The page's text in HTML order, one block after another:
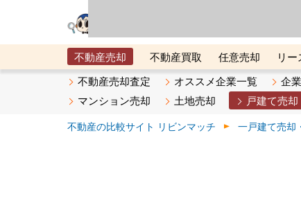
不動産売却 不動産買取 任意売却 リ
メタ住宅展示場
ベスト不動産カンパニー オ
不動産売却査定 オススメ企業一覧 企
マンション売却
土地売却 戸建て売却
不動産の比較サイト リビンマッチ 一戸建て売却